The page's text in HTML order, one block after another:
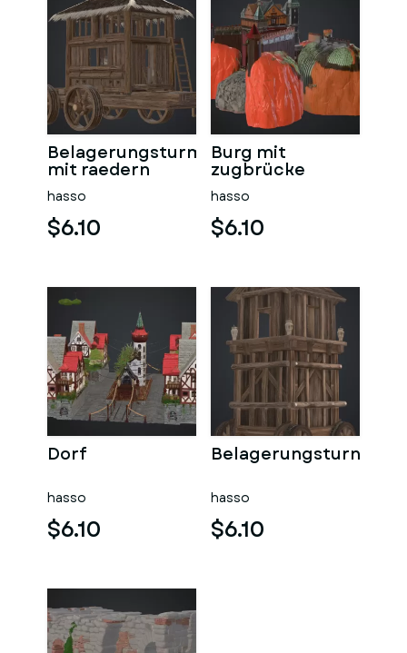
Belagerungsturm
mit raedern
hasso
$6.10
Burg mit
zugbrücke
hasso
$6.10
Dorf
hasso
$6.10
Belagerungsturn
hasso
$6.10